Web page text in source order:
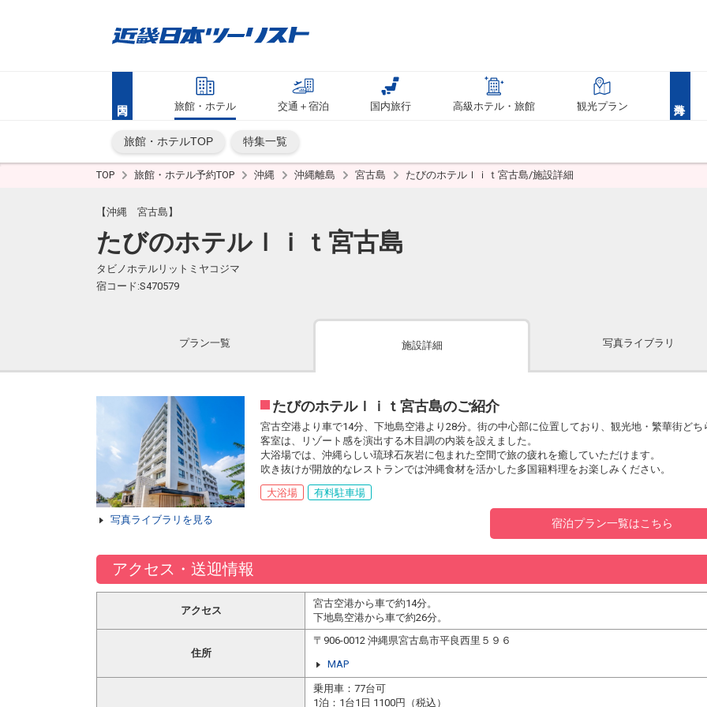
旅館・ホテル 交通＋宿泊 国内旅行 高級ホテル・旅館 観光プラン
旅館・ホテルTOP 特集一覧
TOP 旅館・ホテル予約TOP 沖縄 沖縄離島 宮古島 たびのホテルｌｉｔ宮古島/施設詳細
【沖縄 宮古島】
たびのホテルｌｉｔ宮古島
タビノホテルリットミヤコジマ
宿コード:S470579
プラン一覧 施設詳細 写真ライブラリ
写真ライブラリを見る
たびのホテルｌｉｔ宮古島のご紹介
宮古空港より車で14分、下地島空港より28分。街の中心部に位置しており、観光地・繁華街どち
客室は、リゾート感を演出する木目調の内装を設えました。
大浴場では、沖縄らしい琉球石灰岩に包まれた空間で旅の疲れを癒していただけます。
吹き抜けが開放的なレストランでは沖縄食材を活かした多国籍料理をお楽しみください。
大浴場
有料駐車場
宿泊プラン一覧はこちら
アクセス・送迎情報
アクセス
宮古空港から車で約14分。
下地島空港から車で約26分。
住所
〒906-0012 沖縄県宮古島市平良西里５９６
MAP
乗用車：77台可
1泊：1台1日 1100円（税込）